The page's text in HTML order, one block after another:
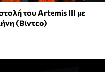
του Artemis III με
(Βίντεο)